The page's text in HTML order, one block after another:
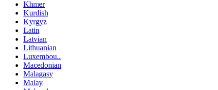
Khmer
Kurdish
Kyrgyz
Latin
Latvian
Lithuanian
Luxembou..
Macedonian
Malagasy
Malay